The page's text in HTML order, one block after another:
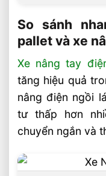
So sánh
pallet và xe
Xe nâng tay
tăng hiệu quả
nâng điện ngồi
tư thấp hơn
chuyển ngắn và